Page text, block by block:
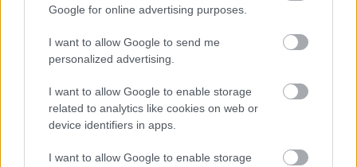
Google for online advertising purposes.
I want to allow Google to send me
personalized advertising.
I want to allow Google to enable storage
related to analytics like cookies on web or
device identifiers in apps.
I want to allow Google to enable storage
A GYŐRI AUDI ETO KC PÉNTEKI FELKÉSZÜLÉSI
MÉRKŐZÉSE
előrébb hozták a Brest Bretagne Handball elleni találkozó